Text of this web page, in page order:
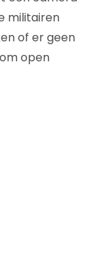
militairen
of er geen
open